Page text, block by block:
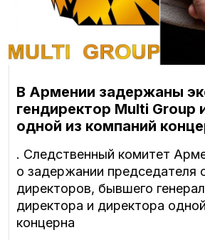
В Армении задержаны
гендиректор Multi Group
одной из компаний
. Следственный комитет
о задержании председателя
директоров, бывшего
директора и директора
концерна